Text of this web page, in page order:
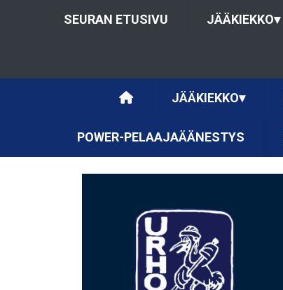
SEURAN ETUSIVU JÄÄKIEKKO▾
JÄÄKIEKKO▾
POWER-PELAAJAÄÄNESTYS